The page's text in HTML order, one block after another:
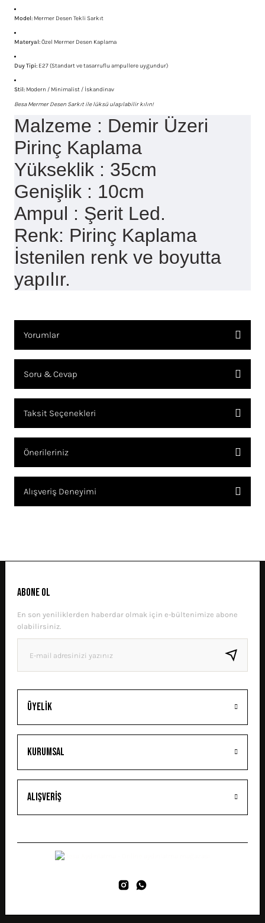
Model: Mermer Desen Tekli Sarkıt
Materyal:Özel Mermer Desen Kaplama
Duy Tipi: E27 (Standart ve tasarruflu ampullere uygundur)
Stil: Modern / Minimalist / İskandinav
Besa Mermer Desen Sarkıt ile lüksü ulaşılabilir kılın!
Malzeme : Demir Üzeri
Pirinç Kaplama
Yükseklik : 35cm
Genişlik : 10cm
Ampul : Şerit Led.
Renk: Pirinç Kaplama
İstenilen renk ve boyutta
yapılır.
Yorumlar
Soru & Cevap
Taksit Seçenekleri
Önerileriniz
konularda yetersiz gördüğünüz noktaları öneri formunu kullanarak
tarafımıza iletebilirsiniz.
Ürün fiyatı diğer sitelerden daha pahalı.
Bu ürüne benzer farklı alternatifler olmalı.
GÖNDER
Alışveriş Deneyimi
Üyelik
Kurumsal
Alışveriş
ABONE OL
En son yeniliklerden haberdar olmak için e-bültenimize abone
olabilirsiniz.